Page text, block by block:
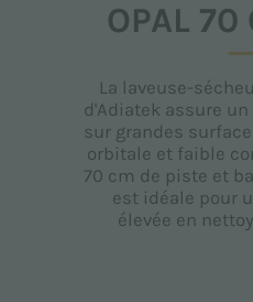
OPAL 70
La laveuse-
d'Adiatek assure
sur grandes
orbitale et faible
70 cm de piste et
est idéale pour
élevée en